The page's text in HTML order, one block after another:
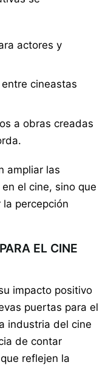
actores y
cineastas
a obras creadas
ampliar las
el cine, sino que
percepción
EL CINE
impacto positivo
puertas para el
industria del cine
de contar
reflejen la